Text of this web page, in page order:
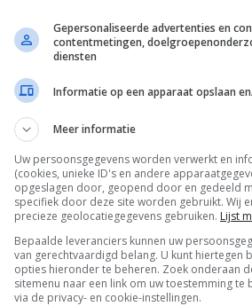
Onder de motorkap zien we een Intel
terug, vergezeld door 4GB aan
Er komt ook een versie met
op de markt. De 39Wh accu biedt
dit model een 13 megapixel camera
aan de voorzijde. Ook beschikt de
10.6-inch versie het met één poort
de markt moet verschijnen en wat
Tab S3met Android aangekondigd.
Gepersonaliseerde advertenties en
contentmetingen,
diensten
Informatie op een apparaat opslaan
Meer informatie
Uw persoonsgegevens worden verwerkt en
(cookies, unieke ID's en andere
opgeslagen door, geopend door en gedeeld
specifiek door deze site worden gebruikt. Wij
precieze geolocatiegegevens gebruiken. Lijst
Bepaalde leveranciers kunnen uw
van gerechtvaardigd belang. U kunt hiertegen
opties hieronder te beheren. Zoek onderaan
sitemenu naar een link om uw toestemming te
via de privacy- en cookie-instellingen.